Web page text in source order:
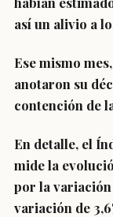
así un alivio a
Ese mismo
anotaron su
contención de
En detalle, el
mide la
por la
variación de